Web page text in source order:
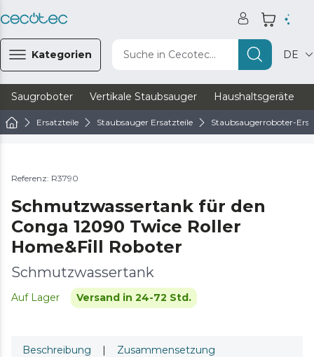
Kategorien Suche in Cecotec... DE
Saugroboter Vertikale Staubsauger Haushaltsgeräte
Ersatzteile Staubsauger Ersatzteile Staubsaugerroboter-
Referenz: R3790
Schmutzwassertank für den
Conga 12090 Twice Roller
Home&Fill Roboter
Schmutzwassertank
Auf Lager Versand in 24-72 Std.
Beschreibung | Zusammensetzung